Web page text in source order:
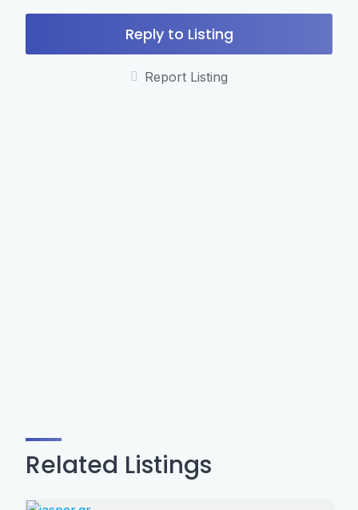
Reply to Listing
Report Listing
Related Listings